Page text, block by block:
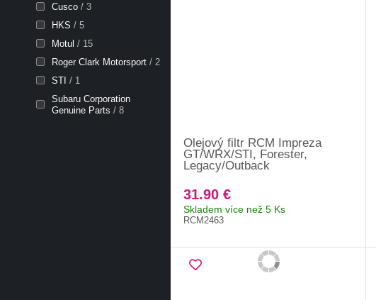
Cusco / 3
HKS / 5
Motul / 15
Roger Clark Motorsport / 2
STI / 1
Subaru Corporation
Genuine Parts / 8
Olejový filtr RCM Impreza
GT/WRX/STI, Forester,
Legacy/Outback
31.90 €
Skladem více než 5 Ks
RCM2463